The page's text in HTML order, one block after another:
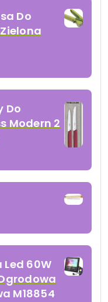
Do
Do
Modern 2
60W
M18854